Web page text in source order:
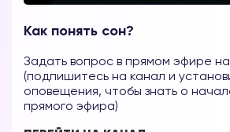
Как понять сон?
Задать вопрос в прямом эфире
(подпишитесь на канал и
оповещения, чтобы знать о
прямого эфира)
Скачать